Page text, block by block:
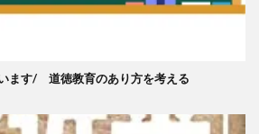
ます/ 道徳教育のあり方を考える